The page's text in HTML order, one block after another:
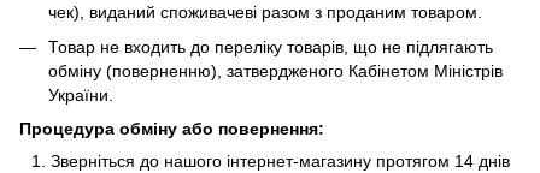
чек), виданий споживачеві разом з проданим товаром.
Товар не входить до переліку товарів, що не підлягають
обміну (поверненню), затвердженого Кабінетом Міністрів
України.
Процедура обміну або повернення:
Зверніться до нашого інтернет-магазину протягом 14 днів